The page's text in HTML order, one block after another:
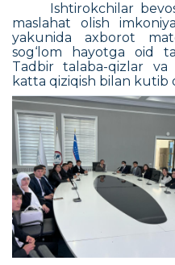
Ishtirokchilar
maslahat olish
yakunida axborot
sog‘lom hayotga oid
Tadbir talaba-qizlar
katta qiziqish bilan kutib